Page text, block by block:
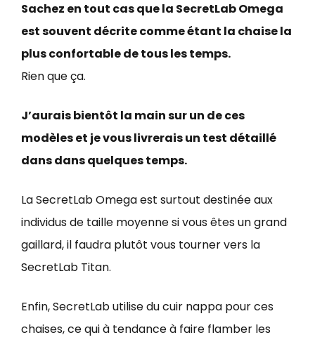
Sachez en tout cas que la SecretLab Omega
est souvent décrite comme étant la chaise la
plus confortable de tous les temps.
Rien que ça.
J’aurais bientôt la main sur un de ces
modèles et je vous livrerais un test détaillé
dans dans quelques temps.
La SecretLab Omega est surtout destinée aux
individus de taille moyenne si vous êtes un grand
gaillard, il faudra plutôt vous tourner vers la
SecretLab Titan.
Enfin, SecretLab utilise du cuir nappa pour ces
chaises, ce qui à tendance à faire flamber les